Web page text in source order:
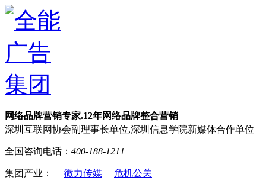
网络品牌营销专家.12年网络品牌整合营销
深圳互联网协会副理事长单位,深圳信息学院新媒体合作单位
全国咨询电话： 400-188-1211
集团产业： 微力传媒 危机公关